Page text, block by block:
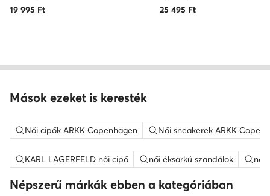
19 995 Ft
25 495 Ft
Mások ezeket is keresték
Női cipők ARKK Copenhagen Női sneakerek ARKK
KARL LAGERFELD női cipő női éksarkú szandálok női
Népszerű márkák ebben a kategóriában